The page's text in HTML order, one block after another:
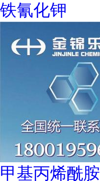
铁氰化钾
甲基丙烯酰胺